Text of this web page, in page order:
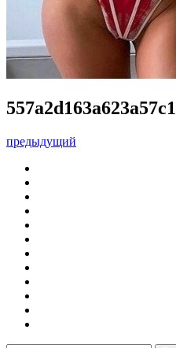
предыдущий